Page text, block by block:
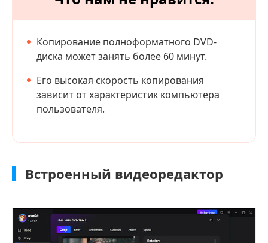
Копирование полноформатного DVD-
диска может занять более 60 минут.
Его высокая скорость копирования
зависит от характеристик компьютера
пользователя.
Встроенный видеоредактор